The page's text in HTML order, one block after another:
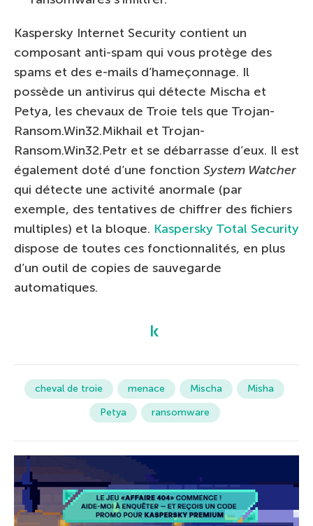
Kaspersky Internet Security contient un
composant anti-spam qui vous protège des
spams et des e-mails d’hameçonnage. Il
possède un antivirus qui détecte Mischa et
Petya, les chevaux de Troie tels que Trojan-
Ransom.Win32.Mikhail et Trojan-
Ransom.Win32.Petr et se débarrasse d’eux. Il est
également doté d’une fonction System Watcher
qui détecte une activité anormale (par
exemple, des tentatives de chiffrer des fichiers
multiples) et la bloque. Kaspersky Total Security
dispose de toutes ces fonctionnalités, en plus
d’un outil de copies de sauvegarde
automatiques.
cheval de troie menace Mischa
Misha
Petya
ransomware